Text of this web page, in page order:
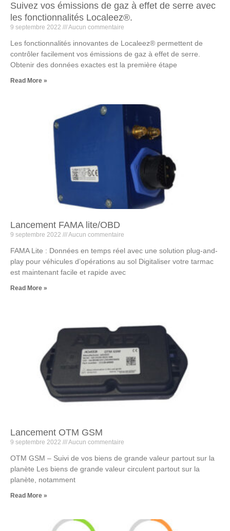
Suivez vos émissions de gaz à effet de serre avec
les fonctionnalités Localeez®.
9 septembre 2022 Aucun commentaire
Les fonctionnalités innovantes de Localeez® permettent de
contrôler facilement vos émissions de gaz à effet de serre.
Obtenir des données exactes est la première étape
Read More »
Lancement FAMA lite/OBD
9 septembre 2022 Aucun commentaire
FAMA Lite : Données en temps réel avec une solution plug-and-
play pour véhicules d’opérations au sol Digitaliser votre tarmac
est maintenant facile et rapide avec
Read More »
Lancement OTM GSM
9 septembre 2022 Aucun commentaire
OTM GSM – Suivi de vos biens de grande valeur partout sur la
planète Les biens de grande valeur circulent partout sur la
planète, notamment
Read More »